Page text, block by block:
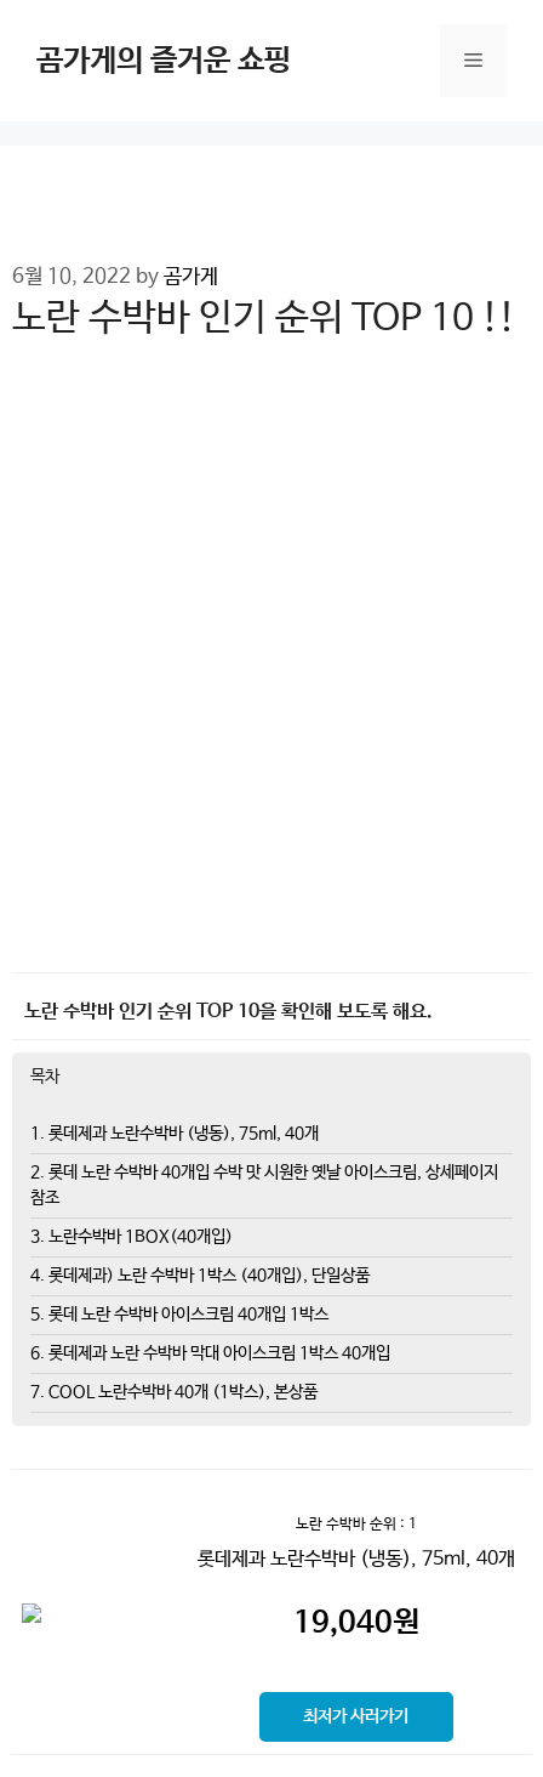
content곰가게의 즐거운 쇼핑 Menu
6월 10, 2022 by 곰가게
노란 수박바 인기 순위 TOP 10 !!
노란 수박바 인기 순위 TOP 10을 확인해 보도록 해요.
목차
1. 롯데제과 노란수박바 (냉동), 75ml, 40개
2. 롯데 노란 수박바 40개입 수박 맛 시원한 옛날 아이스크림, 상세페이지
참조
3. 노란수박바 1BOX(40개입)
4. 롯데제과) 노란 수박바 1박스 (40개입), 단일상품
5. 롯데 노란 수박바 아이스크림 40개입 1박스
6. 롯데제과 노란 수박바 막대 아이스크림 1박스 40개입
7. COOL 노란수박바 40개 (1박스), 본상품
노란 수박바 순위 : 1
롯데제과 노란수박바 (냉동), 75ml, 40개
19,040원
최저가 사러가기